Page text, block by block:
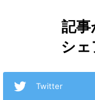
記事
シェ
Twitter